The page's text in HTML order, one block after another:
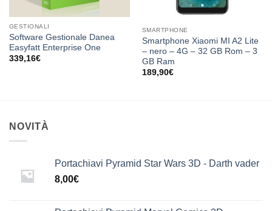
GESTIONALI
Software Gestionale Danea
Easyfatt Enterprise One
339,16€
SMARTPHONE
Smartphone Xiaomi MI A2 Lite
– nero – 4G – 32 GB Rom – 3
GB Ram
189,90€
NOVITÀ
Portachiavi Pyramid Star Wars 3D - Darth vader
8,00€